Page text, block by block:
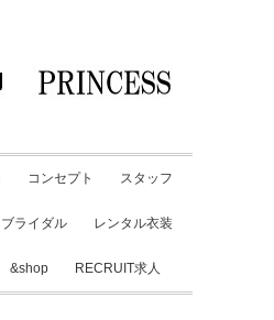
コンセプト スタッフ
ブライダル レンタル衣装
&shop RECRUIT求人